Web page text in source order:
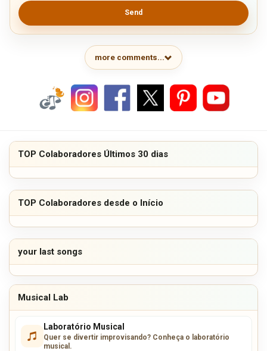
Send
more comments...
TOP Colaboradores Últimos 30 dias
TOP Colaboradores desde o Início
your last songs
Musical Lab
Laboratório Musical
Quer se divertir improvisando? Conheça o laboratório
musical.